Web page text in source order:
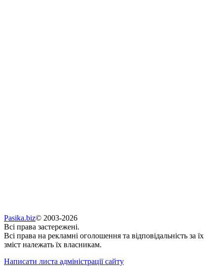
Pasika.biz© 2003-2026
Всі права застережені.
Всі права на рекламні оголошення та відповідальність за їх
зміст належать їх власникам.
Написати листа адміністрації сайту